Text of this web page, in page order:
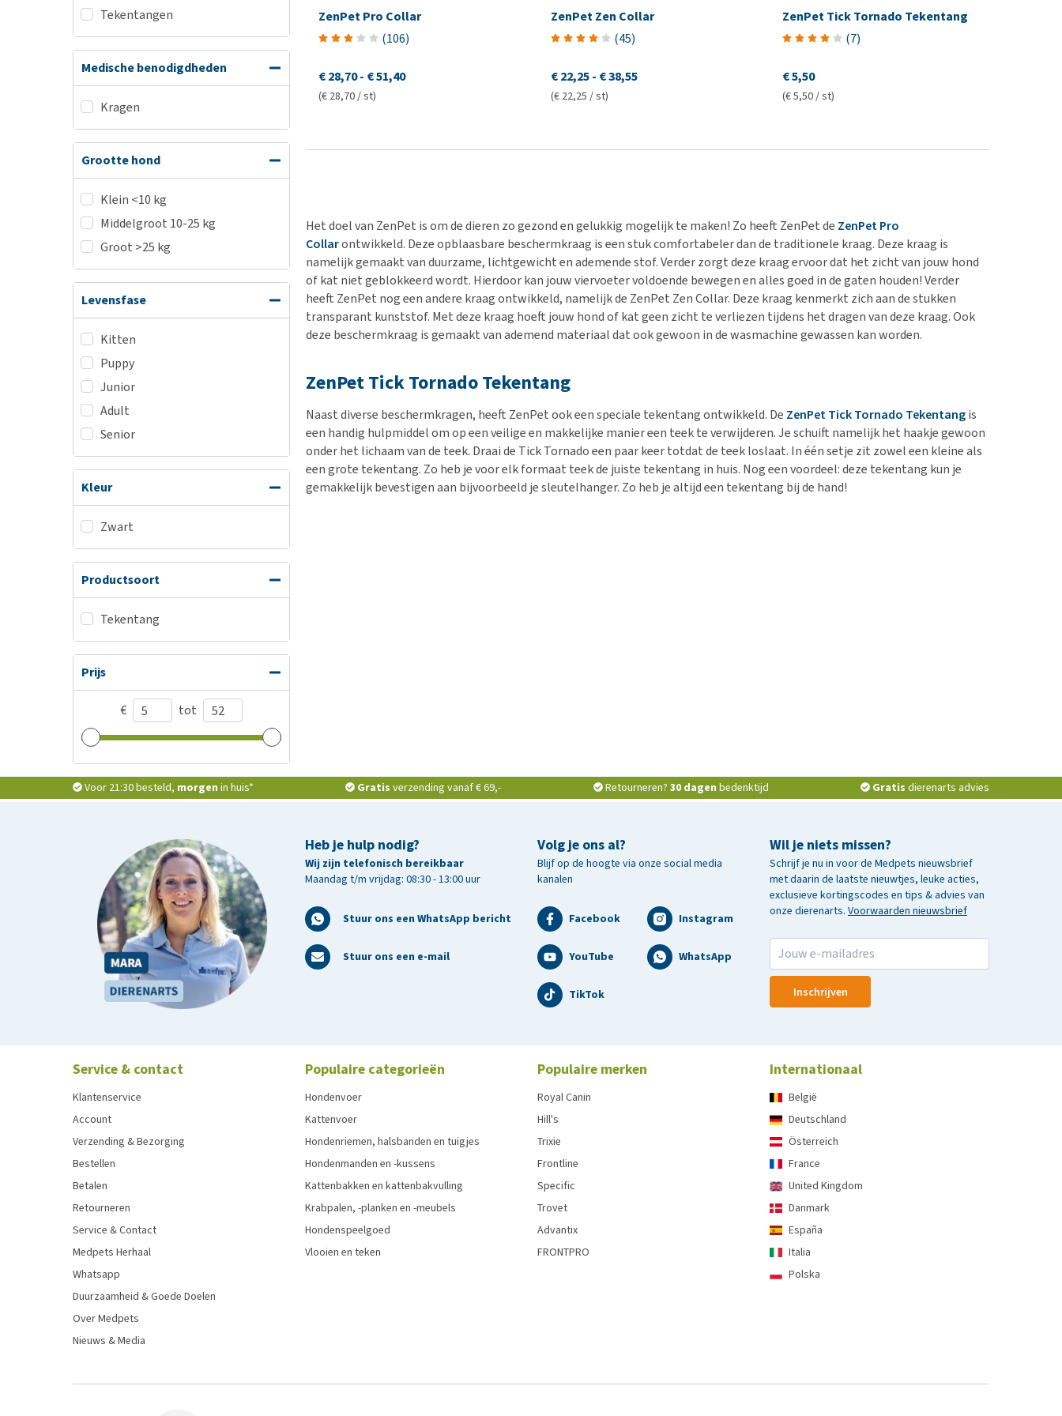
Tekentangen
Medische benodigdheden
Kragen
Grootte hond
Klein <10 kg
Middelgroot 10-25 kg
Groot >25 kg
Levensfase
Kitten
Puppy
Junior
Adult
Senior
Kleur
Zwart
Productsoort
Tekentang
Prijs
€ tot
ZenPet Pro Collar
(106)
€ 28,70- € 51,40
(€ 28,70 / st)
ZenPet Zen Collar
(45)
€ 22,25 - € 38,55
(€ 22,25 / st)
ZenPet Tick Tornado Tekentang
(7)
€ 5,50
(€ 5,50 / st)
Het doel van ZenPet is om de dieren zo gezond en gelukkig mogelijk te maken! Zo heeft ZenPet de ZenPet Pro
Collarontwikkeld. Deze opblaasbare beschermkraag is een stuk comfortabeler dan de traditionele kraag. Deze kraag is
namelijk gemaakt van duurzame, lichtgewicht en ademende stof. Verder zorgt deze kraag ervoor dat het zicht van jouw hond
of kat niet geblokkeerd wordt. Hierdoor kan jouw viervoeter voldoende bewegen en alles goed in de gaten houden! Verder
heeft ZenPet nog een andere kraag ontwikkeld, namelijk de ZenPet Zen Collar. Deze kraag kenmerkt zich aan de stukken
transparant kunststof. Met deze kraag hoeft jouw hond of kat geen zicht te verliezen tijdens het dragen van deze kraag. Ook
deze beschermkraag is gemaakt van ademend materiaal dat ook gewoon in de wasmachine gewassen kan worden.
ZenPet Tick Tornado Tekentang
Naast diverse beschermkragen, heeft ZenPet ook een speciale tekentang ontwikkeld. De ZenPet Tick Tornado Tekentangis
een handig hulpmiddel om op een veilige en makkelijke manier een teek te verwijderen. Je schuift namelijk het haakje gewoon
onder het lichaam van de teek. Draai de Tick Tornado een paar keer totdat de teek loslaat. In één setje zit zowel een kleine als
een grote tekentang. Zo heb je voor elk formaat teek de juiste tekentang in huis. Nog een voordeel: deze tekentang kun je
gemakkelijk bevestigen aan bijvoorbeeld je sleutelhanger. Zo heb je altijd een tekentang bij de hand!
Voor 21:30 besteld, morgen in huis* Gratis verzending vanaf € 69,- Retourneren? 30 dagen bedenktijd Gratis dierenarts advies
Heb je hulp nodig?
Wij zijn telefonisch bereikbaar
Maandag t/m vrijdag: 08:30 - 13:00 uur
Stuur ons een WhatsApp bericht
Stuur ons een e-mail
Wil je niets missen?
Schrijf je nu in voor de Medpets nieuwsbrief
met daarin de laatste nieuwtjes, leuke acties,
exclusieve kortingscodes en tips & advies van
onze dierenarts. Voorwaarden nieuwsbrief
Inschrijven
Volg je ons al?
Blijf op de hoogte via onze social media
kanalen
Facebook Instagram
YouTube WhatsApp
TikTok
Service & contact
Klantenservice
Account
Verzending & Bezorging
Bestellen
Betalen
Retourneren
Service & Contact
Medpets Herhaal
Whatsapp
Duurzaamheid & Goede Doelen
Over Medpets
Nieuws & Media
Populaire categorieën
Hondenvoer
Kattenvoer
Hondenriemen, halsbanden en tuigjes
Hondenmanden en -kussens
Kattenbakken en kattenbakvulling
Krabpalen, -planken en -meubels
Hondenspeelgoed
Vlooien en teken
Populaire merken
Royal Canin
Hill's
Trixie
Frontline
Specific
Trovet
Advantix
FRONTPRO
Internationaal
België
Deutschland
Österreich
France
United Kingdom
Danmark
España
Italia
Polska